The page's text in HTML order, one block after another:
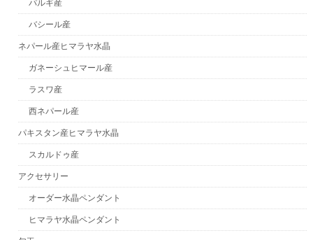
パルギ産
バシール産
ネパール産ヒマラヤ水晶
ガネーシュヒマール産
ラスワ産
西ネパール産
パキスタン産ヒマラヤ水晶
スカルドゥ産
アクセサリー
オーダー水晶ペンダント
ヒマラヤ水晶ペンダント